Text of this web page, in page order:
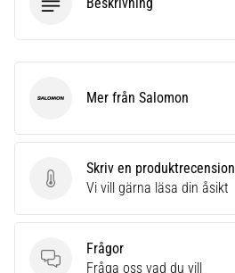
Visa
Skriv en produktrecension
Skriv en produktrecension
Vi vill gärna läsa din åsikt
Frågor
Frågor
Fråga oss vad du vill
SalomonMer från Salomon